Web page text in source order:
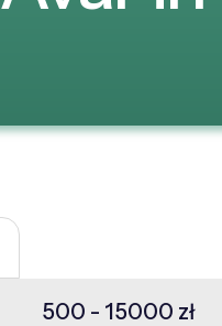
500 - 15000 zł